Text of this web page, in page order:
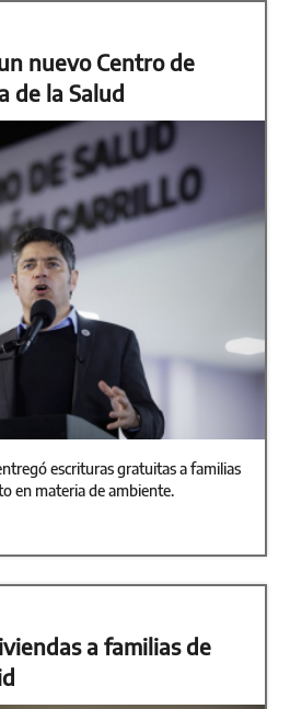
nuevo Centro de
de la Salud
escrituras gratuitas a familias
en materia de ambiente.
a familias de